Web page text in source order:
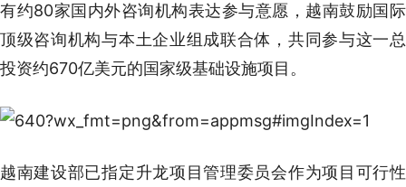
有约80家国内外咨询机构表达参与意愿，越南鼓励国际
顶级咨询机构与本土企业组成联合体，共同参与这一总
投资约670亿美元的国家级基础设施项目。
越南建设部已指定升龙项目管理委员会作为项目可行性